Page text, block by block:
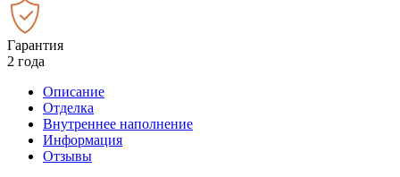
Гарантия
2 года
Описание
Отделка
Внутреннее наполнение
Информация
Отзывы